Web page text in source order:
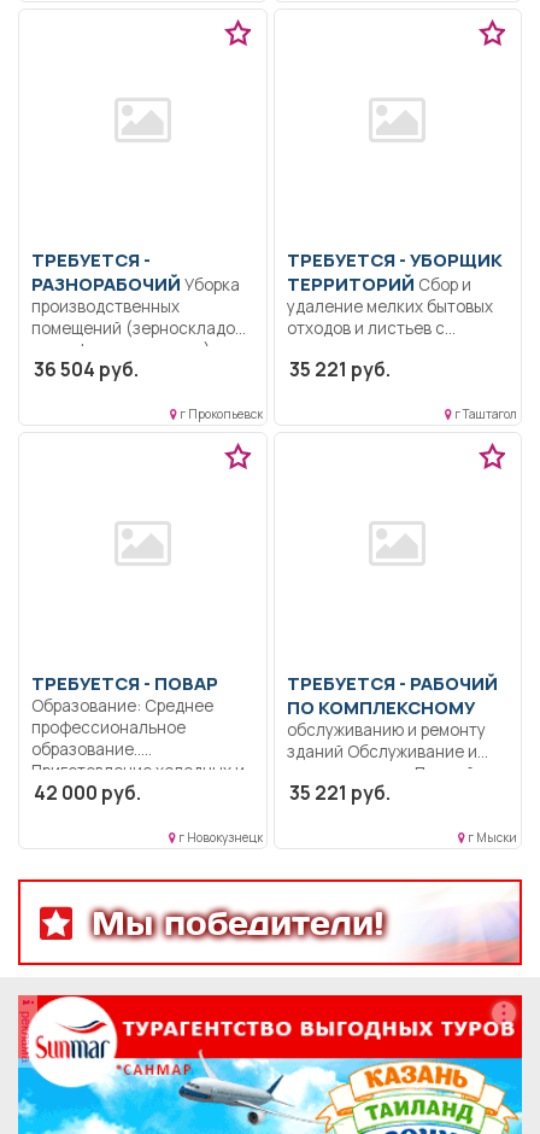
ТРЕБУЕТСЯ -
РАЗНОРАБОЧИЙ
производственных
помещений (зерноскладов,
картофелехранилища),
поддержание надлежащего
36 504 руб.
г Прокопьевск
ТРЕБУЕТСЯ - УБОРЩИК
ТЕРРИТОРИЙ
удаление мелких бытовых
отходов и листьев с...
35 221 руб.
г Таштагол
ТРЕБУЕТСЯ - ПОВАР
Образование: Среднее
профессиональное
образование..
Приготовление холодных и
горячих блюд,...
42 000 руб.
г Новокузнецк
ТРЕБУЕТСЯ - РАБОЧИЙ
ПО КОМПЛЕКСНОМУ
обслуживанию и ремонту
зданий Обслуживание и
ремонт здания.. Полный
рабочий...
35 221 руб.
г Мыски
Мы победители!
реклама